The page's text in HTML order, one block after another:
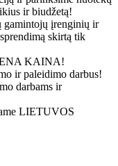
ir biudžetą!
gamintojų įrenginių ir
sprendimą skirtą tik
KAINA!
ir paleidimo darbus!
darbams ir
LIETUVOS